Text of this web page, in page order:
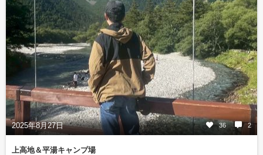
2025年8月27日 36 2
上高地＆平湯キャンプ場